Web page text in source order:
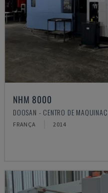
NHM 8000
DOOSAN - CENTRO DE
FRANÇA 2014